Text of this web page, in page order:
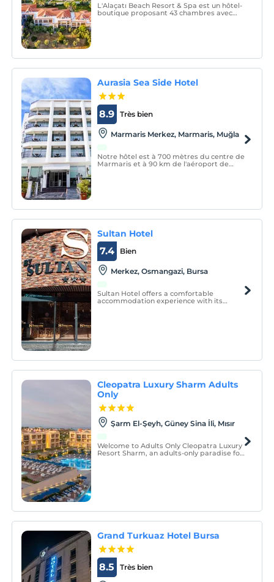
L'Alaçatı Beach Resort & Spa est un hôtel-
boutique proposant 43 chambres avec
Aurasia Sea Side Hotel
Très bien
8.9
Marmaris Merkez, Marmaris, Muğla
Notre hôtel est à 700 mètres du centre de
Marmaris et à 90 km de l'aéroport de
Sultan Hotel
Bien
7.4
Merkez, Osmangazi, Bursa
Sultan Hotel offers a comfortable
accommodation experience with its
Cleopatra Luxury Sharm Adults
Only
Şarm El-Şeyh, Güney Sina İli, Mısır
Welcome to Adults Only Cleopatra Luxury
Resort Sharm, an adults-only paradise for
Grand Turkuaz Hotel Bursa
Très bien
8.5